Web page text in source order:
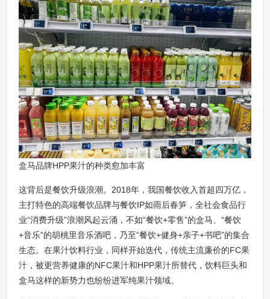
盒马品牌HPP果汁的种类愈加丰富
这背后是餐饮升级浪潮。2018年，我国餐饮收入首超四万亿，
主打特色的高端餐饮品牌与餐饮IP如雨后春笋，全社会食品行
业“消费升级”浪潮风起云涌，不如“餐饮+零售”的盒马、“餐饮
+音乐”的胡桃里音乐酒吧，乃至“餐饮+健身+亲子+书吧”的集合
生态。在果汁饮料行业，同样开始迭代，传统主流廉价的FC果
汁，被更营养健康的NFC果汁和HPP果汁所替代，饮料巨头和
盒马这样的新势力也纷纷进军纯果汁领域。